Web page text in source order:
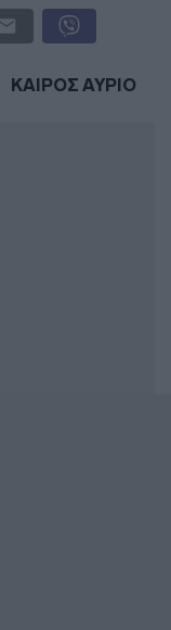
ΚΑΙΡΟΣ ΑΥΡΙΟ